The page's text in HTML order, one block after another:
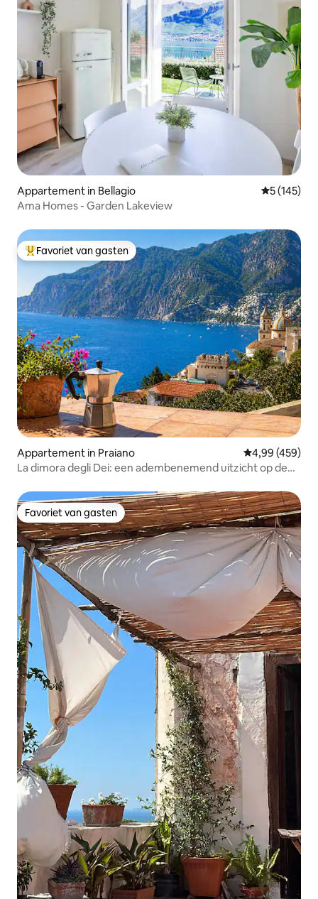
Appartement in Bellagio
5 (145)
Ama Homes - Garden Lakeview
Topfavoriet van gasten
Favoriet van gasten
Appartement in Praiano Gemiddelde
4,99 (459)
La dimora degli Dei: een adembenemend uitzicht op de
Favoriet van gasten
Favoriet van gasten